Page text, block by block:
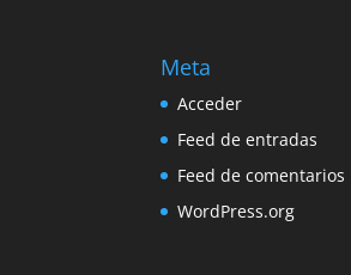
Meta
Acceder
Feed de entradas
Feed de comentarios
WordPress.org